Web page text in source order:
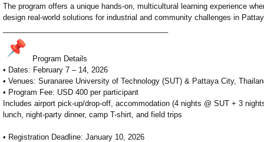
The program offers a unique hands-on, multicultural learning experience
design real-world solutions for industrial and community challenges in
Program Details
• Dates: February 7 – 14, 2026
• Venues: Suranaree University of Technology (SUT) & Pattaya City,
• Program Fee: USD 400 per participant
Includes airport pick-up/drop-off, accommodation (4 nights @ SUT + 3
lunch, night-party dinner, camp T-shirt, and field trips
• Registration Deadline: January 10, 2026